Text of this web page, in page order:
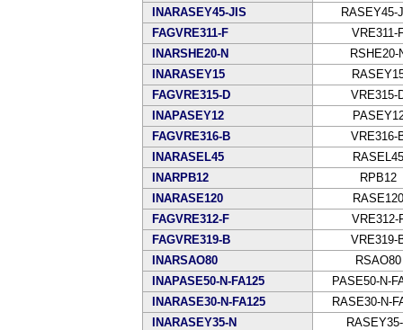
INARASEY45-JIS
RASEY45-
FAGVRE311-F
VRE311-
INARSHE20-N
RSHE20-
INARASEY15
FAGVRE315-D
VRE315-
INAPASEY12
FAGVRE316-B
VRE316-
INARASEL45
RASEL45
INARPB12
RPB12
INARASE120
RASE120
FAGVRE312-F
VRE312-
FAGVRE319-B
VRE319-
INARSAO80
RSAO80
INAPASE50-N-FA125
PASE50-N-
INARASE30-N-FA125
RASE30-N-
INARASEY35-N